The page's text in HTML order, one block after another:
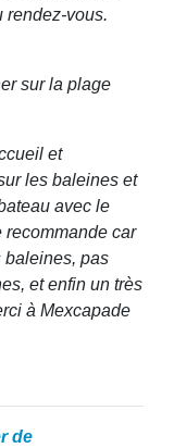
rendez-vous.
sur la plage
et
les baleines et
avec le
recommande car
baleines, pas
et enfin un très
à Mexcapade
de